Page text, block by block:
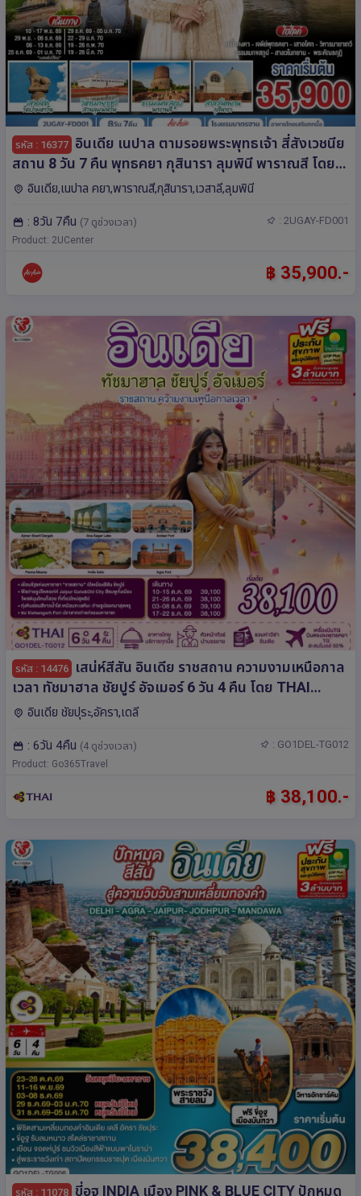
รหัส : 16377 อินเดีย เนปาล ตามรอยพระพุทธเจ้า สี่สังเวชนีย
สถาน 8 วัน 7 คืน พุทธคยา กุสินารา ลุมพินี พาราณสี โดย
สายการบิน AIR ASIA (FD)
อินเดีย,เนปาล คยา,พาราณสี,กุสินารา,เวสาลี,ลุมพินี
: 8วัน 7คืน (7 ดูช่วงเวลา) : 2UGAY-FD001
Product: 2UCenter
฿ 35,900.-
รหัส : 14476
เสน่ห์สีสัน อินเดีย ราชสถาน ความงามเหนือกาล
เวลา ทัชมาฮาล ชัยปูร์ อัจเมอร์ 6 วัน 4 คืน โดย THAI
AIRWAYS (TG)
อินเดีย ชัยปุระ,อัครา,เดลี
: 6วัน 4คืน (4 ดูช่วงเวลา) : GO1DEL-TG012
Product: Go365Travel
฿ 38,100.-
รหัส : 11078 ขี่อูฐ INDIA เมือง PINK & BLUE CITY ปักหมุด